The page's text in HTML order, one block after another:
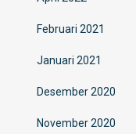
Februari 2021
Januari 2021
Desember 2020
November 2020